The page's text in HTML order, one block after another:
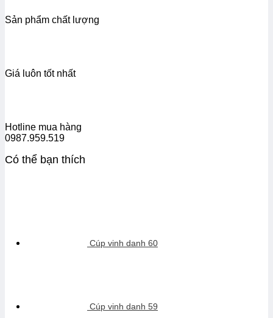
Sản phẩm chất lượng
Giá luôn tốt nhất
Hotline mua hàng
0987.959.519
Có thể bạn thích
Cúp vinh danh 60
Cúp vinh danh 59